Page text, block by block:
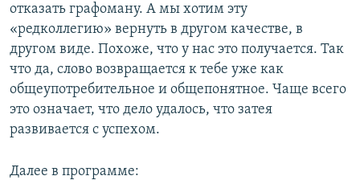
отказать графоману. А мы хотим эту
«редколлегию» вернуть в другом качестве, в
другом виде. Похоже, что у нас это получается. Так
что да, слово возвращается к тебе уже как
общеупотребительное и общепонятное. Чаще всего
это означает, что дело удалось, что затея
развивается с успехом.
Далее в программе: